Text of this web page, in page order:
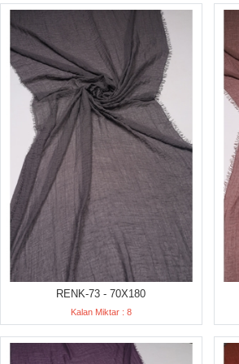
RENK-73 - 70X180
Kalan Miktar : 8